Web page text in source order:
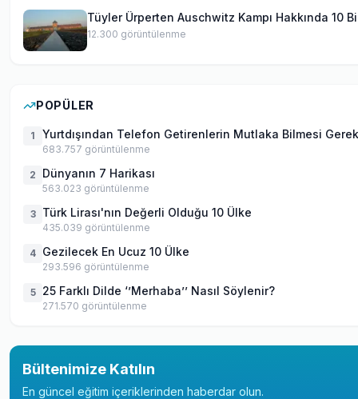
Tüyler Ürperten Auschwitz Kampı Hakkında 10
12.300 görüntülenme
POPÜLER
1 Yurtdışından Telefon Getirenlerin Mutlaka Bilmesi
683.757 görüntülenme
2 Dünyanın 7 Harikası
563.023 görüntülenme
3 Türk Lirası'nın Değerli Olduğu 10 Ülke
435.039 görüntülenme
4 Gezilecek En Ucuz 10 Ülke
293.596 görüntülenme
5 25 Farklı Dilde ‘’Merhaba’’ Nasıl Söylenir?
271.570 görüntülenme
Bültenimize Katılın
En güncel eğitim içeriklerinden haberdar olun.